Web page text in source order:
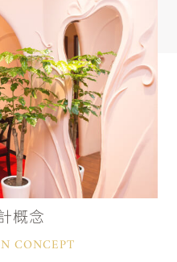
概念
CONCEPT